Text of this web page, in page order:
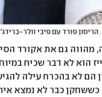
הריסון פורד עם פיבי וולר-ברידג'